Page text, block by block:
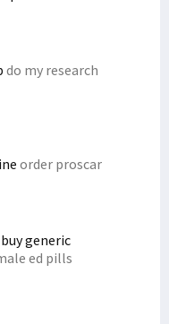
do my research
order proscar
buy generic
ed pills